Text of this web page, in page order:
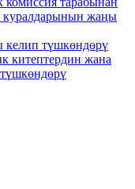
куралдарынын жаңы
түшкөндөрү
китептердин жана